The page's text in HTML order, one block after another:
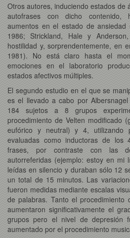
Otros autores, induciendo estados de
autofrases con dicho contenido,
aumentos en el estado de ansiedad
1986; Strickland, Hale y
hostilidad y, sorprendentemente, en
1981). No está claro hasta el
emociones en el laboratorio
estados afectivos múltiples.
El segundo estudio en el que se
es el llevado a cabo por
184 sujetos a 8 grupos
procedimiento de Velten modificado
eufórico y neutral) y 4, utilizando
evaluadas como inductoras de los
frases, por contraste con las
autorreferidas (ejemplo: estoy en mi
leídas en silencio y duraban sólo 12
un total de 15 minutos. Las
fueron medidas mediante escalas
de palabras. Tanto el procedimiento
aumentaron significativamente el
grupos pero el nivel de depresión
aumentado por el procedimiento